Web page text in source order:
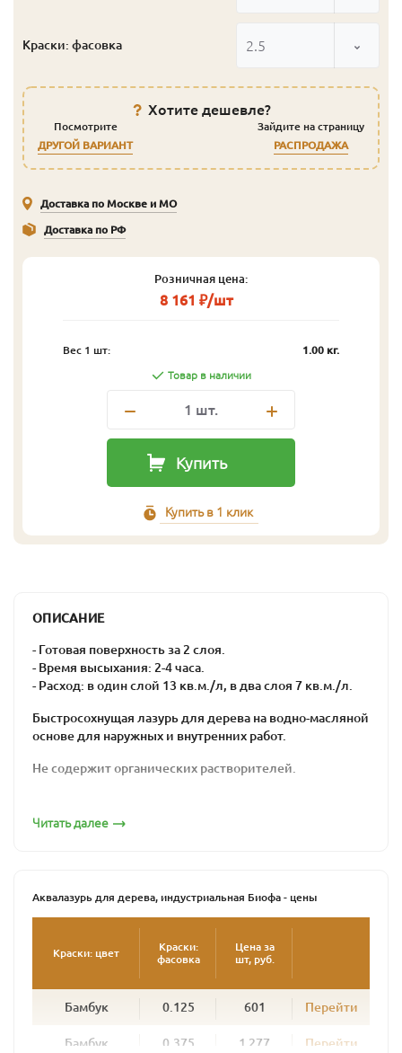
Краски: фасовка 2.5
Хотите дешевле?
Посмотрите
ДРУГОЙ ВАРИАНТ
Зайдите на страницу
РАСПРОДАЖА
Доставка по Москве и МО
Доставка по РФ
Розничная цена:
8 161 ₽/шт
Вес 1 шт: 1.00 кг.
Товар в наличии
1 шт.
Купить
Купить в 1 клик
ОПИСАНИЕ
- Готовая поверхность за 2 слоя.
- Время высыхания: 2-4 часа.
- Расход: в один слой 13 кв.м./л, в два слоя 7 кв.м./л.
Быстросохнущая лазурь для дерева на водно-масляной
основе для наружных и внутренних работ.
Не содержит органических растворителей.
древесины. Рекомендуется для обработки
погонажных изделий распылительными установками.
грязеотталкивающую поверхность, стойкую к
атмосферным воздействиям.
В зависимости от цвета позволяет получить
Читать далее
Аквалазурь для дерева, индустриальная Биофа - цены
Краски: цвет
Краски:
фасовка
Цена за
шт, руб.
Бамбук 0.125 601 Перейти
Бамбук 0.375 1 277 Перейти